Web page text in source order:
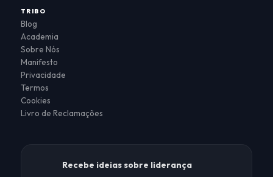
TRIBO
Blog
Academia
Sobre Nós
Manifesto
Privacidade
Termos
Cookies
Livro de Reclamações
Recebe ideias sobre liderança